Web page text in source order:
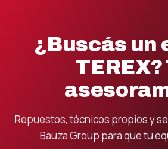
¿Buscás un
TEREX?
Repuestos, técnicos propios y
Bauza Group para que tu